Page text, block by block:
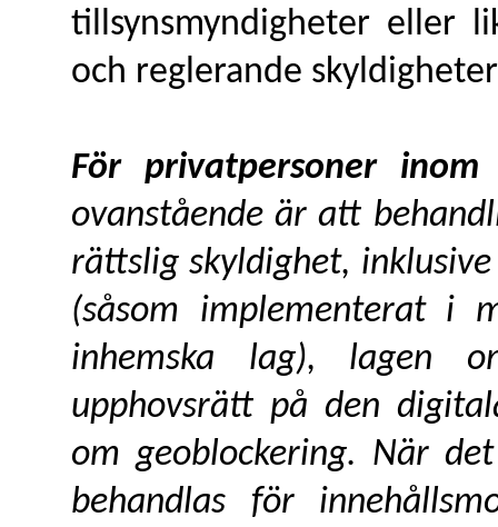
tillsynsmyndigheter eller
och reglerande
För privatpersoner
ovanstående är att
rättslig skyldighet,
(såsom implementerat i
inhemska lag), lagen
upphovsrätt på den
om geoblockering. När
behandlas för